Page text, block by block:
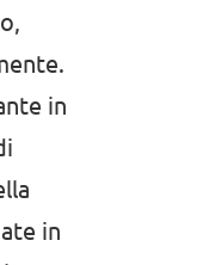
in
in